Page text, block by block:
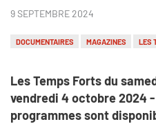
9 SEPTEMBRE 2024
DOCUMENTAIRES MAGAZINES LES
Les Temps Forts du
vendredi 4 octobre 2024
programmes sont